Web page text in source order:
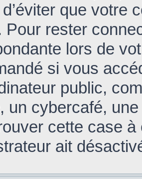
que votre
Pour rester
lors de
si vous
public,
un cybercafé,
cette case à
ait